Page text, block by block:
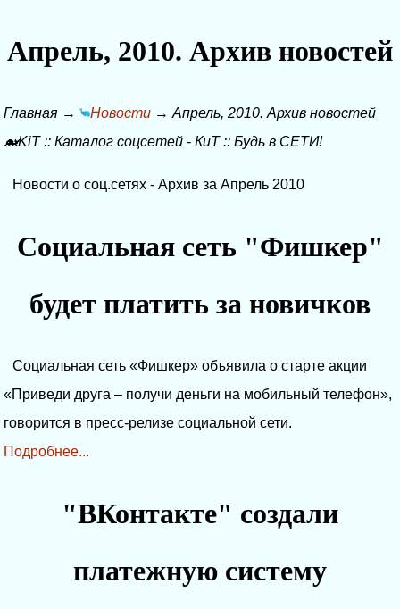
Апрель, 2010. Архив новостей
Главная → Новости → Апрель, 2010. Архив новостей
🐋KiT:: Каталог соцсетей - КиТ:: Будь в СЕТИ!
Новости о соц.сетях - Архив за Апрель 2010
Социальная сеть "Фишкер"
будет платить за новичков
Социальная сеть «Фишкер» объявила о старте акции
«Приведи друга – получи деньги на мобильный телефон»,
говорится в пресс-релизе социальной сети.
Подробнее...
"ВКонтакте" создали
платежную систему